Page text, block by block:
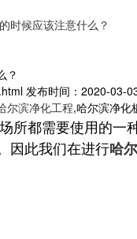
时候应该注意什么？
？
发布时间：2020-03-
尔滨净化工程,哈尔滨净化
所都需要使用的一
因此我们在进行哈